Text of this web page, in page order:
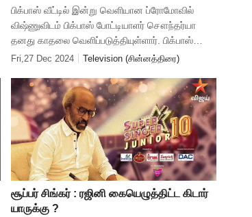
பிக்பாஸ் வீட்டில் இன்று வெளியான ப்ரோமோவில்
விஷ்ணுவிடம் பிக்பாஸ் போட்டியாளர் சௌந்தர்யா
தனது காதலை வெளிப்படுத்தியுள்ளார். பிக்பாஸ்
வீட்டில் சௌந்தர்யா விஷ்ணுவிற்கு ப்ரபோஸ் செய்யும்
Fri,27 Dec 2024 Television (சின்னத்திரை)
சூப்பர் சிங்கர் : ரஜினி கையெழுத்திட்ட கிடார்
யாருக்கு ?